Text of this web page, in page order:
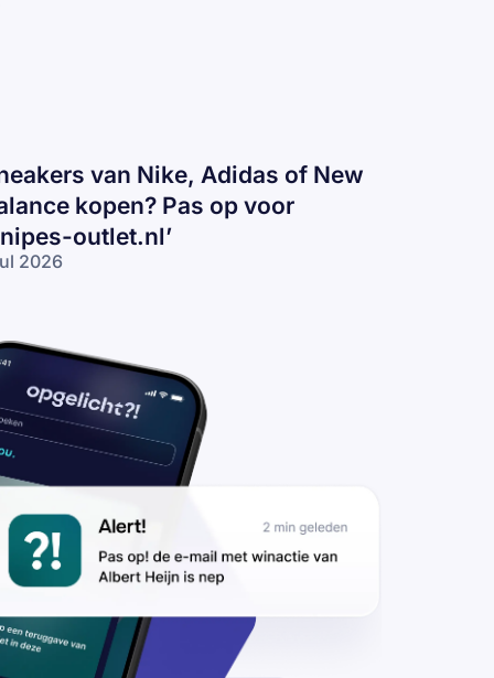
van Nike, Adidas of New
kopen? Pas op voor
outlet.nl’
2026
op